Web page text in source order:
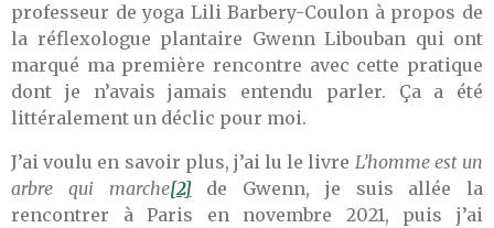
professeur de yoga Lili Barbery-Coulon à propos de
la réflexologue plantaire Gwenn Libouban qui ont
marqué ma première rencontre avec cette pratique
dont je n’avais jamais entendu parler. Ça a été
littéralement un déclic pour moi.
J’ai voulu en savoir plus, j’ai lu le livre L’homme est un
arbre qui marche[2] de Gwenn, je suis allée la
rencontrer à Paris en novembre 2021, puis j’ai